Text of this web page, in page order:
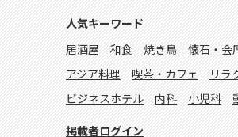
人気キーワード
居酒屋
和食 焼き鳥 懐石・会
アジア料理
喫茶・カフェ リラ
ビジネスホテル
内科 小児科
掲載者ログイン